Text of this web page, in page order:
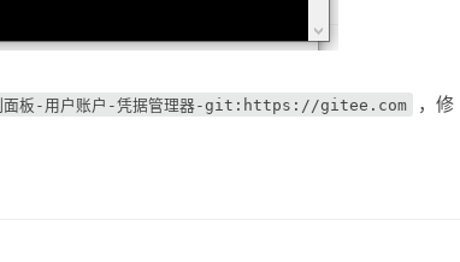
面板-用户账户-凭据管理器-git:https://gitee.com
，修